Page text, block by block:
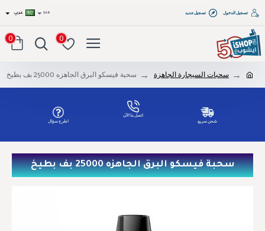
تسجيل الدخول تسجيل جديد SAR عربي
0
0
سحبات السيجارة الجاهزة سحبة فيسكو البرق الجاهزه 25000 بف بطيخ
شحن سريع
اتصل بنا الآن
اطرح سؤال
سحبة فيسكو البرق الجاهزه 25000 بف بطيخ